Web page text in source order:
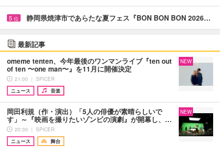
5 位 静岡県焼津市であらたな夏フェス『BON BON BON 2026…
最新記事
omeme tenten、今年最後のワンマンライブ『ten out
of ten 〜one man〜』を11月に開催決定
21:00 ｜ SPICER
ニュース
音楽
NEW
岡田利規（作・演出）「5人の俳優が素晴らしいで
す」～『映画を撮りたいゾンビの演劇』が開幕し、…
20:30 ｜ SPICER
ニュース
舞台
NEW